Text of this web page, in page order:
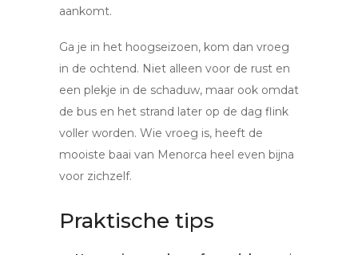
aankomt.
Ga je in het hoogseizoen, kom dan vroeg
in de ochtend. Niet alleen voor de rust en
een plekje in de schaduw, maar ook omdat
de bus en het strand later op de dag flink
voller worden. Wie vroeg is, heeft de
mooiste baai van Menorca heel even bijna
voor zichzelf.
Praktische tips